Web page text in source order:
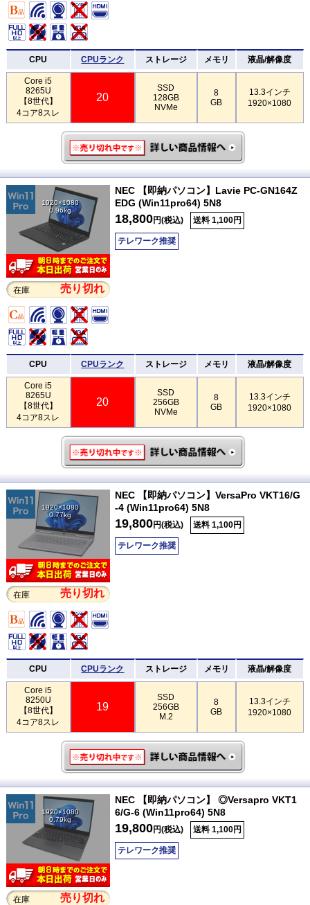
CPU CPUランク ストレージ メモリ 液晶/解像度
Core i5
8265U
【8世代】
4コア8スレ
20
SSD
128GB
NVMe
8
GB
13.3インチ
1920×1080
1920×1080
0.96kg
在庫 売り切れ
NEC 【即納パソコン】Lavie PC-GN164Z
EDG (Win11pro64) 5N8
18,800円(税込) 送料 1,100円
テレワーク推奨
CPU CPUランク ストレージ メモリ 液晶/解像度
Core i5
8265U
【8世代】
4コア8スレ
20
SSD
256GB
NVMe
8
GB
13.3インチ
1920×1080
1920×1080
0.77kg
在庫 売り切れ
NEC 【即納パソコン】VersaPro VKT16/G
-4 (Win11pro64) 5N8
19,800円(税込) 送料 1,100円
テレワーク推奨
CPU CPUランク ストレージ メモリ 液晶/解像度
Core i5
8250U
【8世代】
4コア8スレ
19
SSD
256GB
M.2
8
GB
13.3インチ
1920×1080
1920×1080
0.79kg
在庫 売り切れ
NEC 【即納パソコン】 ◎Versapro VKT1
6/G-6 (Win11pro64) 5N8
19,800円(税込) 送料 1,100円
テレワーク推奨